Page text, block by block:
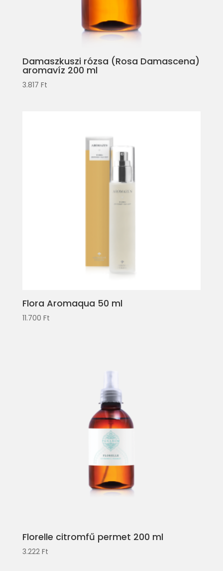
Damaszkuszi rózsa (Rosa Damascena)
aromavíz 200 ml
3.817 Ft
Flora Aromaqua 50 ml
11.700 Ft
Florelle citromfű permet 200 ml
3.222 Ft